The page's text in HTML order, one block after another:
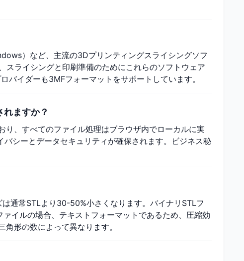
）など、主流の3Dプリンティングスライシングソフ
スライシングと印刷準備のためにこれらのソフトウェア
イダーも3MFフォーマットをサポートしています。
ますか？
、すべてのファイル処理はブラウザ内でローカルに実
シーとデータセキュリティが確保されます。ビジネス秘
通常STLより30-50%小さくなります。バイナリSTLフ
イルの場合、テキストフォーマットであるため、圧縮効
形の数によって異なります。